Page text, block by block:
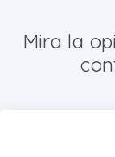
Mira la